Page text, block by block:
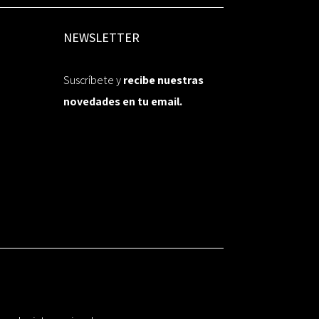
NEWSLETTER
Suscríbete yrecibe nuestras
novedades en tu email.